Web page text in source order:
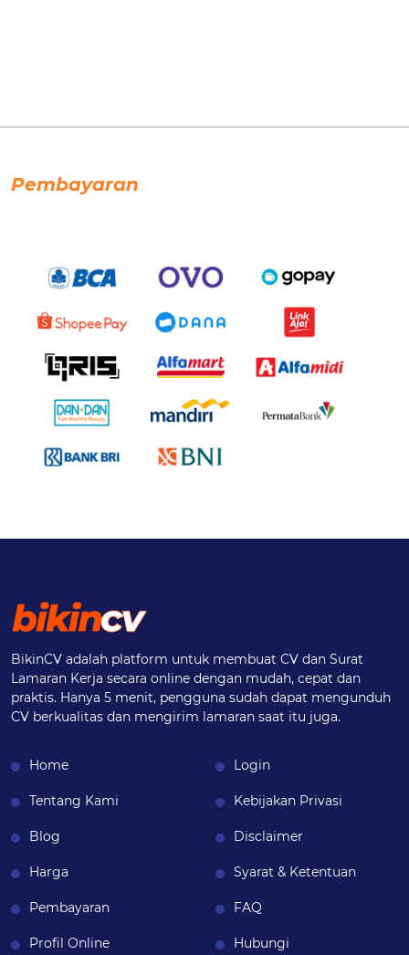
Pembayaran
BikinCV adalah platform untuk membuat CV dan Surat
Lamaran Kerja secara online dengan mudah, cepat dan
praktis. Hanya 5 menit, pengguna sudah dapat mengunduh
CV berkualitas dan mengirim lamaran saat itu juga.
Home
Tentang Kami
Blog
Harga
Pembayaran
Profil Online
Login
Kebijakan Privasi
Disclaimer
Syarat & Ketentuan
FAQ
Hubungi